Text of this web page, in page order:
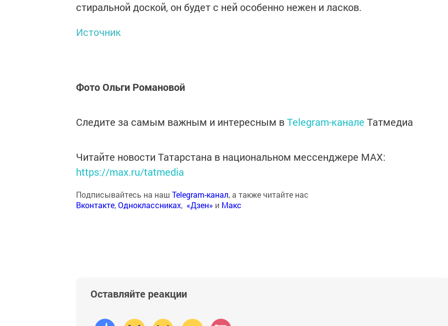
стиральной доской, он будет с ней особенно нежен и ласков.
Источник
Фото Ольги Романовой
Следите за самым важным и интересным вTelegram-канале Татмедиа
Читайте новости Татарстана в национальном мессенджере MАХ:
https://max.ru/tatmedia
Подписывайтесь на наш Telegram-канал, а также читайте нас
Вконтакте,Одноклассниках, «Дзен» и Макс
Оставляйте реакции